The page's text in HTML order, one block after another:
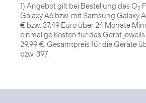
1) Angebot gilt bei Bestellung des O2
Galaxy A6 bzw. mit Samsung Galaxy
€ bzw. 37,49 Euro über 24 Monate
einmalige Kosten für das Gerät
29,99 €. Gesamtpreis für die Geräte
bzw. 397.